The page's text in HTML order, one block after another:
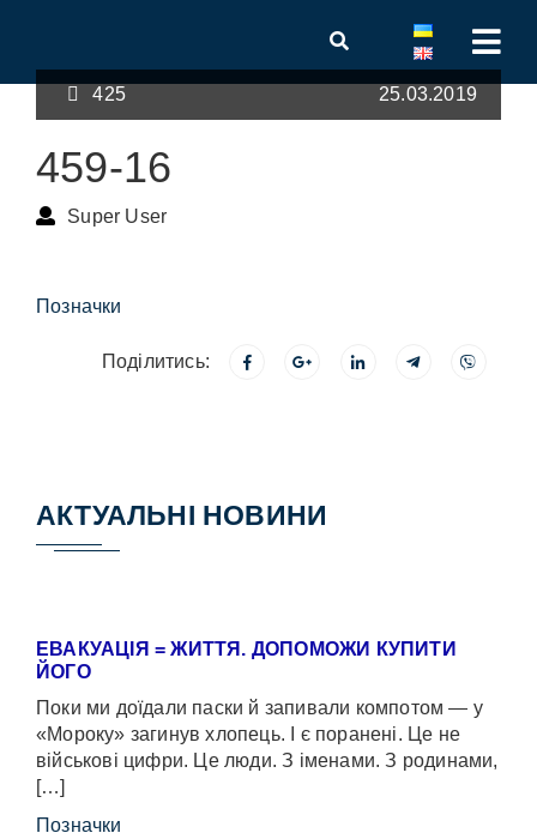
425 25.03.2019
459-16
Super User
Позначки
Поділитись:
АКТУАЛЬНІ НОВИНИ
ЕВАКУАЦІЯ = ЖИТТЯ. ДОПОМОЖИ КУПИТИ
ЙОГО
Поки ми доїдали паски й запивали компотом — у
«Мороку» загинув хлопець. І є поранені. Це не
військові цифри. Це люди. З іменами. З родинами,
[…]
Позначки